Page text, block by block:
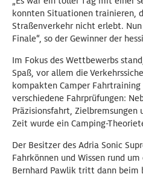
konnten Situationen trainieren,
Straßenverkehr nicht erlebt.
Finale“, so der Gewinner der
Im Fokus des Wettbewerbs
Spaß, vor allem die
kompakten Camper
verschiedene Fahrprüfungen:
Präzisionsfahrt, Zielbremsungen
Zeit wurde ein Camping-
Der Besitzer des Adria Sonic
Fahrkönnen und Wissen rund
Bernhard Pawlik tritt dann beim